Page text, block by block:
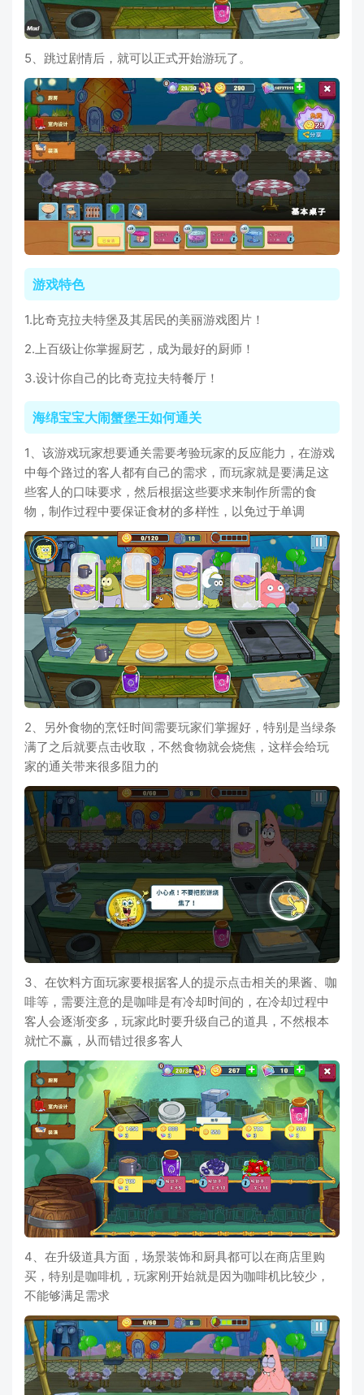
5、跳过剧情后，就可以正式开始游玩了。
游戏特色
1.比奇克拉夫特堡及其居民的美丽游戏图片！
2.上百级让你掌握厨艺，成为最好的厨师！
3.设计你自己的比奇克拉夫特餐厅！
海绵宝宝大闹蟹堡王如何通关
1、该游戏玩家想要通关需要考验玩家的反应能力，在游戏
中每个路过的客人都有自己的需求，而玩家就是要满足这
些客人的口味要求，然后根据这些要求来制作所需的食
物，制作过程中要保证食材的多样性，以免过于单调
2、另外食物的烹饪时间需要玩家们掌握好，特别是当绿条
满了之后就要点击收取，不然食物就会烧焦，这样会给玩
家的通关带来很多阻力的
3、在饮料方面玩家要根据客人的提示点击相关的果酱、咖
啡等，需要注意的是咖啡是有冷却时间的，在冷却过程中
客人会逐渐变多，玩家此时要升级自己的道具，不然根本
就忙不赢，从而错过很多客人
4、在升级道具方面，场景装饰和厨具都可以在商店里购
买，特别是咖啡机，玩家刚开始就是因为咖啡机比较少，
不能够满足需求